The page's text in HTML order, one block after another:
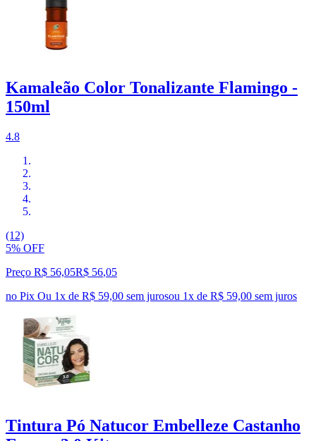
Kamaleão Color Tonalizante Flamingo -
150ml
4.8
(12)
5% OFF
Preço R$ 56,05R$ 56,05
no Pix Ou 1x de R$ 59,00 sem jurosou 1x de R$ 59,00 sem juros
Tintura Pó Natucor Embelleze Castanho